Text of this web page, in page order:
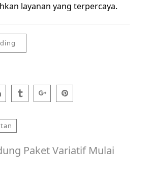
layanan yang terpercaya.
Paket Variatif Mulai